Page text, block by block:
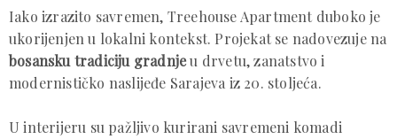
Iako izrazito savremen, Treehouse Apartment duboko je
ukorijenjen u lokalni kontekst. Projekat se nadovezuje na
bosansku tradiciju gradnjeu drvetu, zanatstvo i
modernističko naslijeđe Sarajeva iz 20. stoljeća.
U interijeru su pažljivo kurirani savremeni komadi